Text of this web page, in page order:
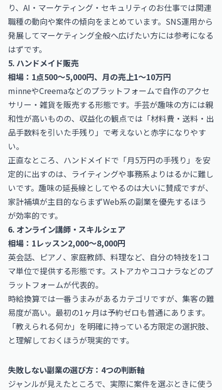
り、 AI・マーケティング・セキュリティのお仕事では関連
職種の動向や案件の傾向をまとめています。SNS運用から
発展してマーケティング全般へ広げたい方には参考になる
はずです。
5. ハンドメイド販売
相場：1点500〜5,000円、月の売上1〜10万円
minneやCreemaなどのプラットフォームで自作のアクセ
サリー・雑貨を販売する形態です。手芸が趣味の方には親
和性が高いものの、収益化の観点では「材料費・送料・出
品手数料を引いた手残り」で考えないと赤字になりやす
い。
正直なところ、ハンドメイドで「月5万円の手残り」を安
定的に出すのは、ライティングや事務系よりはるかに難し
いです。趣味の延長線としてやるのは大いに賛成ですが、
家計補填が主目的ならまずWeb系の副業を優先するほう
が効率的です。
6. オンライン講師・スキルシェア
相場：1レッスン2,000〜8,000円
英会話、ピアノ、家庭教師、料理など、自分の特技を1コ
マ単位で提供する形態です。ストアカやココナラなどのプ
ラットフォームが代表的。
時給換算では一番うまみがあるカテゴリですが、集客の難
易度が高い。最初の1ヶ月は予約ゼロも普通にあります。
「教えられる何か」を明確に持っている方限定の選択肢、
と理解しておくほうが現実的です。
失敗しない副業の選び方：4つの判断軸
ジャンルが見えたところで、実際に案件を選ぶときに使う